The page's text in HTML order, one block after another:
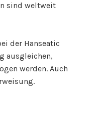
sind weltweit
der Hanseatic
ausgleichen,
werden. Auch